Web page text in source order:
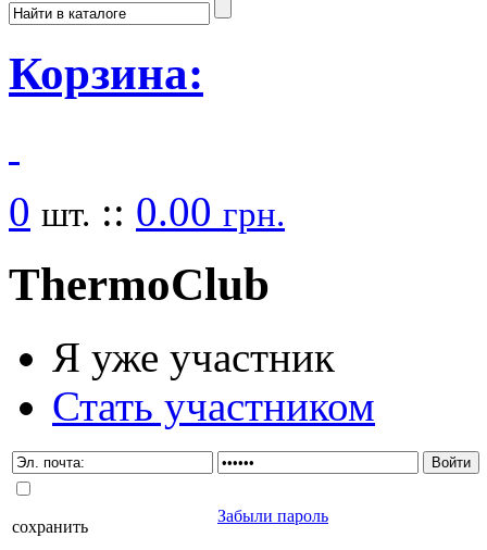
Корзина:
0 шт. :: 0.00 грн.
ThermoClub
Я уже участник
Стать участником
сохранить
Забыли пароль